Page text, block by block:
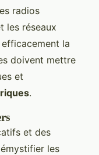
radios
les réseaux
la
doivent mettre
et
.
et des
les